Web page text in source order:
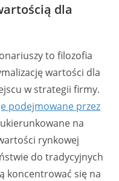
dla
to filozofia
wartości dla
w strategii firmy.
podejmowane przez
na
rynkowej
do tradycyjnych
koncentrować się na